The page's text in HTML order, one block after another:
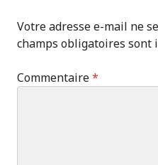
Votre adresse e-mail ne
champs obligatoires sont
Commentaire*